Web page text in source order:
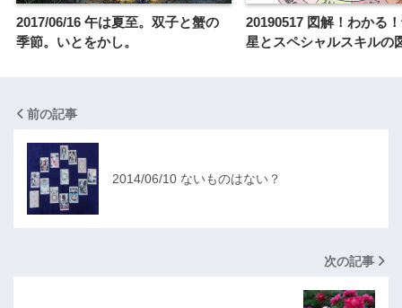
2017/06/16 午は夏至。双子と蟹の
季節。いとをかし。
20190517 図解！わかる
星とスペシャルスキルの
前の記事
2014/06/10 ないものはない？
次の記事